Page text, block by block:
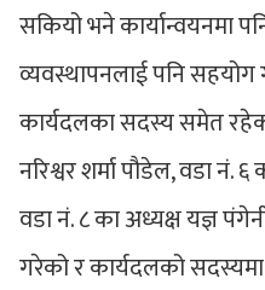
सकियो भने कार्यान्वयनमा
व्यवस्थापनलाई पनि सहयोग
कार्यदलका सदस्य समेत
नरिश्वर शर्मा पौडेल, वडा नं.
वडा नं. ८ का अध्यक्ष यज्ञ
गरेको र कार्यदलको